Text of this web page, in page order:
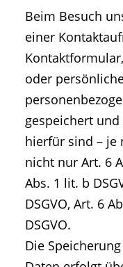
Beim Besuch
einer
oder
gespeichert
hierfür sind – je
nicht nur Art. 6
Abs. 1 lit. b
DSGVO, Art. 6
DSGVO.
Die